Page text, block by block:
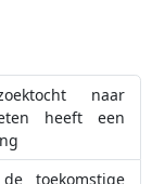
naar
heeft een
toekomstige